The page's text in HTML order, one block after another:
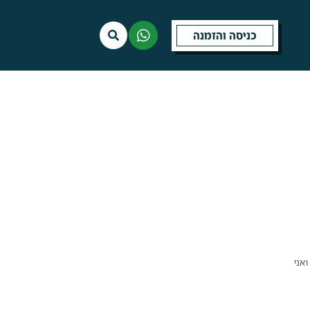
כניסה והזמנה
שולי ואני